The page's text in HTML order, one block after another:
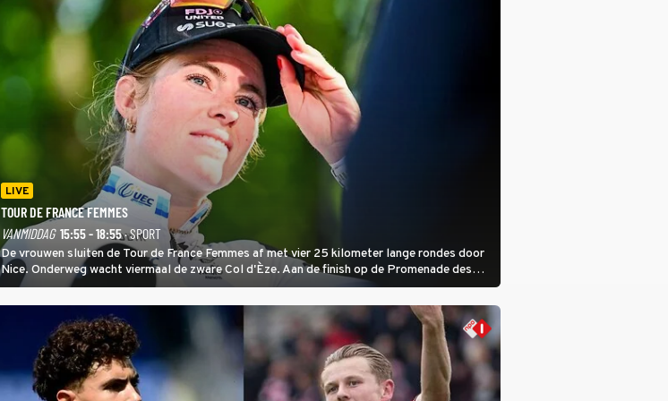
LIVE
TOUR DE FRANCE FEMMES
VANMIDDAG 15:55 - 18:55· SPORT
De vrouwen sluiten de Tour de France Femmes af met vier 25 kilometer lange rondes door
Nice. Onderweg wacht viermaal de zware Col d'Èze. Aan de finish op de Promenade des
Anglais krijgt de eindwinnaar de laatste gele trui.